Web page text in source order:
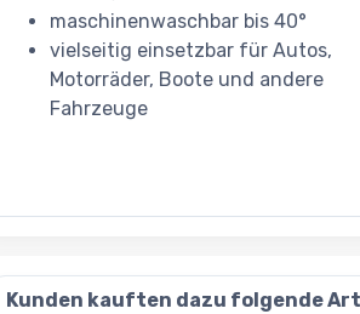
maschinenwaschbar bis 40°
vielseitig einsetzbar für Autos,
Motorräder, Boote und andere
Fahrzeuge
Kunden kauften dazu folgende